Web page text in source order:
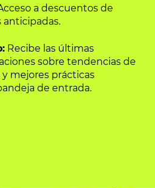
a descuentos de
anticipadas.
Recibe las últimas
sobre tendencias de
mejores prácticas
de entrada.